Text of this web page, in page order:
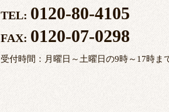
TEL: 0120-80-4105
FAX: 0120-07-0298
受付時間：月曜日～土曜日の9時～17時ま